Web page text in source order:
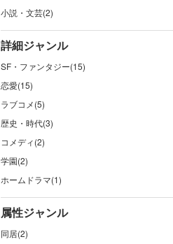
小説・文芸(2)
詳細ジャンル
SF・ファンタジー(15)
恋愛(15)
ラブコメ(5)
歴史・時代(3)
コメディ(2)
学園(2)
ホームドラマ(1)
属性ジャンル
同居(2)